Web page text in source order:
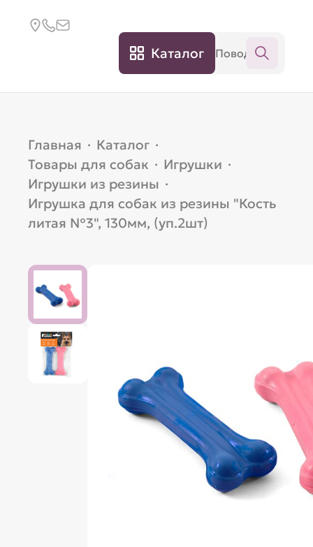
Каталог
Главная · Каталог ·
Товары для собак · Игрушки ·
Игрушки из резины ·
Игрушка для собак из резины "Кость
литая №3", 130мм, (уп.2шт)